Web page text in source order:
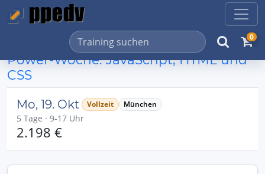
0
Power-Woche: JavaScript, HTML und
CSS
Mo, 19. Okt Vollzeit München
5 Tage · 9-17 Uhr
2.198 €